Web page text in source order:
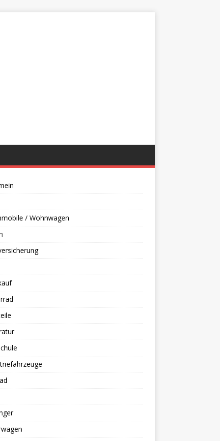
/ Wohnwagen